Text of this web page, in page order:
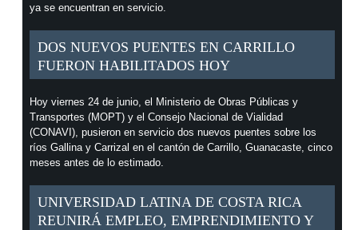
ya se encuentran en servicio.
DOS NUEVOS PUENTES EN CARRILLO
FUERON HABILITADOS HOY
Hoy viernes 24 de junio, el Ministerio de Obras Públicas y
Transportes (MOPT) y el Consejo Nacional de Vialidad
(CONAVI), pusieron en servicio dos nuevos puentes sobre los
ríos Gallina y Carrizal en el cantón de Carrillo, Guanacaste, cinco
meses antes de lo estimado.
UNIVERSIDAD LATINA DE COSTA RICA
REUNIRÁ EMPLEO, EMPRENDIMIENTO Y